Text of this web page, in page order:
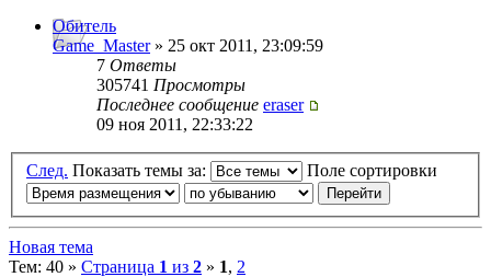
Обитель
Game_Master» 25 окт 2011, 23:09:59
7 Ответы
305741 Просмотры
Последнее сообщение eraser
09 ноя 2011, 22:33:22
След. Показать темы за: Поле сортировки
Новая тема
Тем: 40 » Страница 1 из 2 » 1, 2